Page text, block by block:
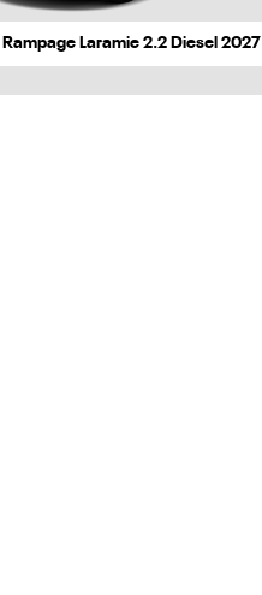
Rampage Laramie 2.2 Diesel 2027